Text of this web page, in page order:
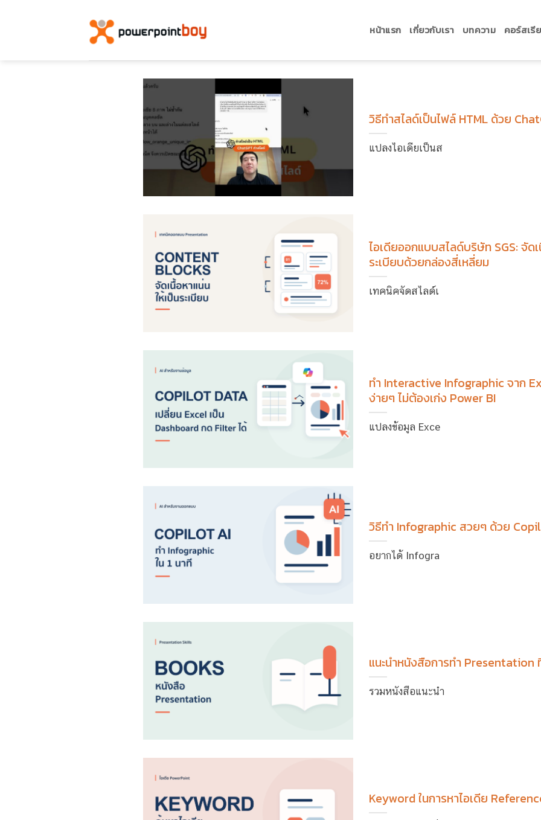
หน้าแรก เกี่ยวกับเรา บทความ คอร์สเรี
วิธีทำสไลด์เป็นไฟล์ HTML ด้วย
แปลงไอเดียเป็นส
ไอเดียออกแบบสไลด์บริษัท SGS: จัด
ระเบียบด้วยกล่องสี่เหลี่ยม
เทคนิคจัดสไลด์เ
ทำ Interactive Infographic จาก
ง่ายๆ ไม่ต้องเก่ง Power BI
แปลงข้อมูล Exce
วิธีทำ Infographic สวยๆ ด้วย
อยากได้ Infogra
แนะนำหนังสือการทำ Presentation
รวมหนังสือแนะนำ
Keyword ในการหาไอเดีย